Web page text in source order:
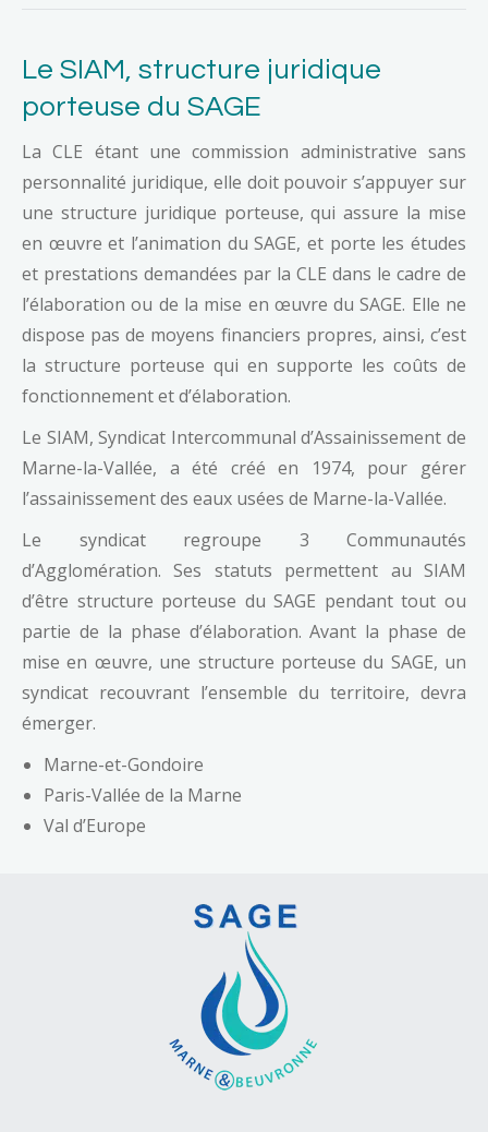
Le SIAM, structure juridique
porteuse du SAGE
La CLE étant une commission administrative sans
personnalité juridique, elle doit pouvoir s’appuyer sur
une structure juridique porteuse, qui assure la mise
en œuvre et l’animation du SAGE, et porte les études
et prestations demandées par la CLE dans le cadre de
l’élaboration ou de la mise en œuvre du SAGE. Elle ne
dispose pas de moyens financiers propres, ainsi, c’est
la structure porteuse qui en supporte les coûts de
fonctionnement et d’élaboration.
Le SIAM, Syndicat Intercommunal d’Assainissement de
Marne-la-Vallée, a été créé en 1974, pour gérer
l’assainissement des eaux usées de Marne-la-Vallée.
Le syndicat regroupe 3 Communautés
d’Agglomération. Ses statuts permettent au SIAM
d’être structure porteuse du SAGE pendant tout ou
partie de la phase d’élaboration. Avant la phase de
mise en œuvre, une structure porteuse du SAGE, un
syndicat recouvrant l’ensemble du territoire, devra
émerger.
Marne-et-Gondoire
Paris-Vallée de la Marne
Val d’Europe